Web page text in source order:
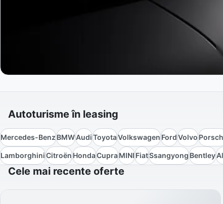
Autoturisme în leasing
Mercedes-BenzBMWAudiToyotaVolkswagenFordVolvo
LamborghiniCitroënHondaCupraMINIFiatSsangyongBentley
Cele mai recente oferte